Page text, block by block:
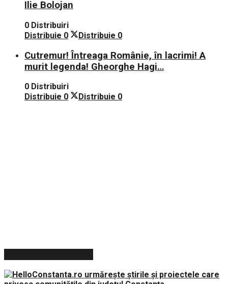
Ilie Bolojan
0 Distribuiri
Distribuie 0 Distribuie 0
Cutremur! Întreaga Românie, în lacrimi! A
murit legenda! Gheorghe Hagi…
0 Distribuiri
Distribuie 0 Distribuie 0